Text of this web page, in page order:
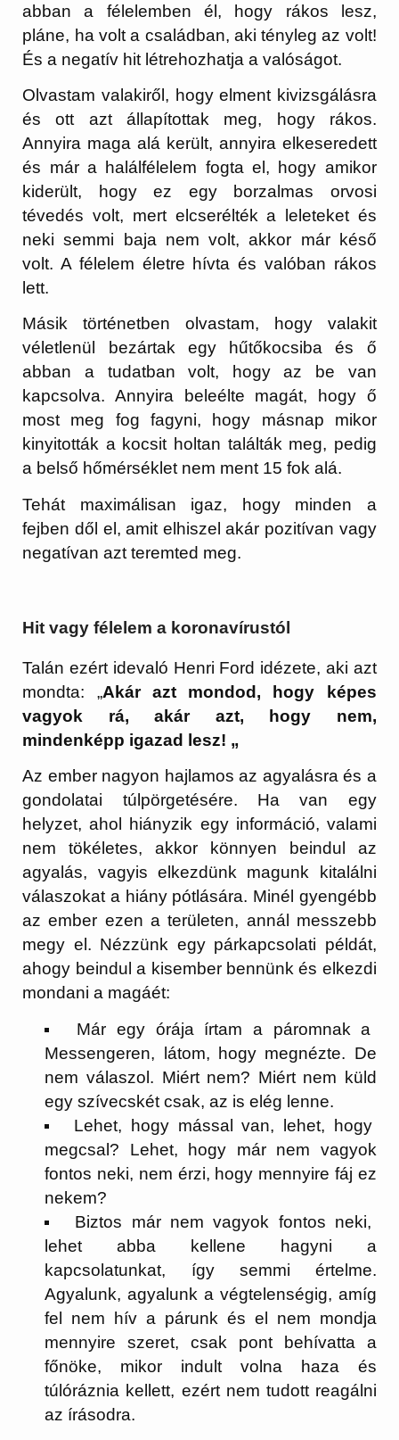
abban a félelemben él, hogy rákos lesz,
pláne, ha volt a családban, aki tényleg az volt!
És a negatív hit létrehozhatja a valóságot.
Olvastam valakiről, hogy elment kivizsgálásra
és ott azt állapítottak meg, hogy rákos.
Annyira maga alá került, annyira elkeseredett
és már a halálfélelem fogta el, hogy amikor
kiderült, hogy ez egy borzalmas orvosi
tévedés volt, mert elcserélték a leleteket és
neki semmi baja nem volt, akkor már késő
volt. A félelem életre hívta és valóban rákos
lett.
Másik történetben olvastam, hogy valakit
véletlenül bezártak egy hűtőkocsiba és ő
abban a tudatban volt, hogy az be van
kapcsolva. Annyira beleélte magát, hogy ő
most meg fog fagyni, hogy másnap mikor
kinyitották a kocsit holtan találták meg, pedig
a belső hőmérséklet nem ment 15 fok alá.
Tehát maximálisan igaz, hogy minden a
fejben dől el, amit elhiszel akár pozitívan vagy
negatívan azt teremted meg.
Hit vagy félelem a koronavírustól
Talán ezért idevaló Henri Ford idézete, aki azt
mondta: „Akár azt mondod, hogy képes
vagyok rá, akár azt, hogy nem,
mindenképp igazad lesz! „
Az ember nagyon hajlamos az agyalásra és a
gondolatai túlpörgetésére. Ha van egy
helyzet, ahol hiányzik egy információ, valami
nem tökéletes, akkor könnyen beindul az
agyalás, vagyis elkezdünk magunk kitalálni
válaszokat a hiány pótlására. Minél gyengébb
az ember ezen a területen, annál messzebb
megy el. Nézzünk egy párkapcsolati példát,
ahogy beindul a kisember bennünk és elkezdi
mondani a magáét:
Már egy órája írtam a páromnak a
Messengeren, látom, hogy megnézte. De
nem válaszol. Miért nem? Miért nem küld
egy szívecskét csak, az is elég lenne.
Lehet, hogy mással van, lehet, hogy
megcsal? Lehet, hogy már nem vagyok
fontos neki, nem érzi, hogy mennyire fáj ez
nekem?
Biztos már nem vagyok fontos neki,
lehet abba kellene hagyni a
kapcsolatunkat, így semmi értelme.
Agyalunk, agyalunk a végtelenségig, amíg
fel nem hív a párunk és el nem mondja
mennyire szeret, csak pont behívatta a
főnöke, mikor indult volna haza és
túlóráznia kellett, ezért nem tudott reagálni
az írásodra.